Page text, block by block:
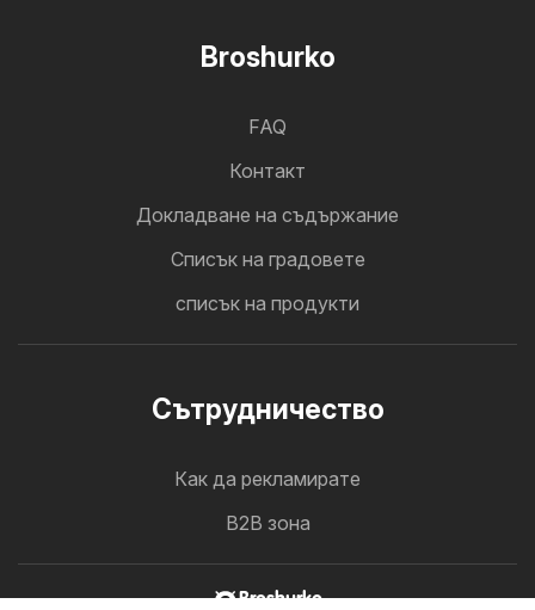
Broshurko
FAQ
Контакт
Докладване на съдържание
Cписък на градовете
списък на продукти
Cътрудничество
Как да рекламирате
B2B зона
Broshurko